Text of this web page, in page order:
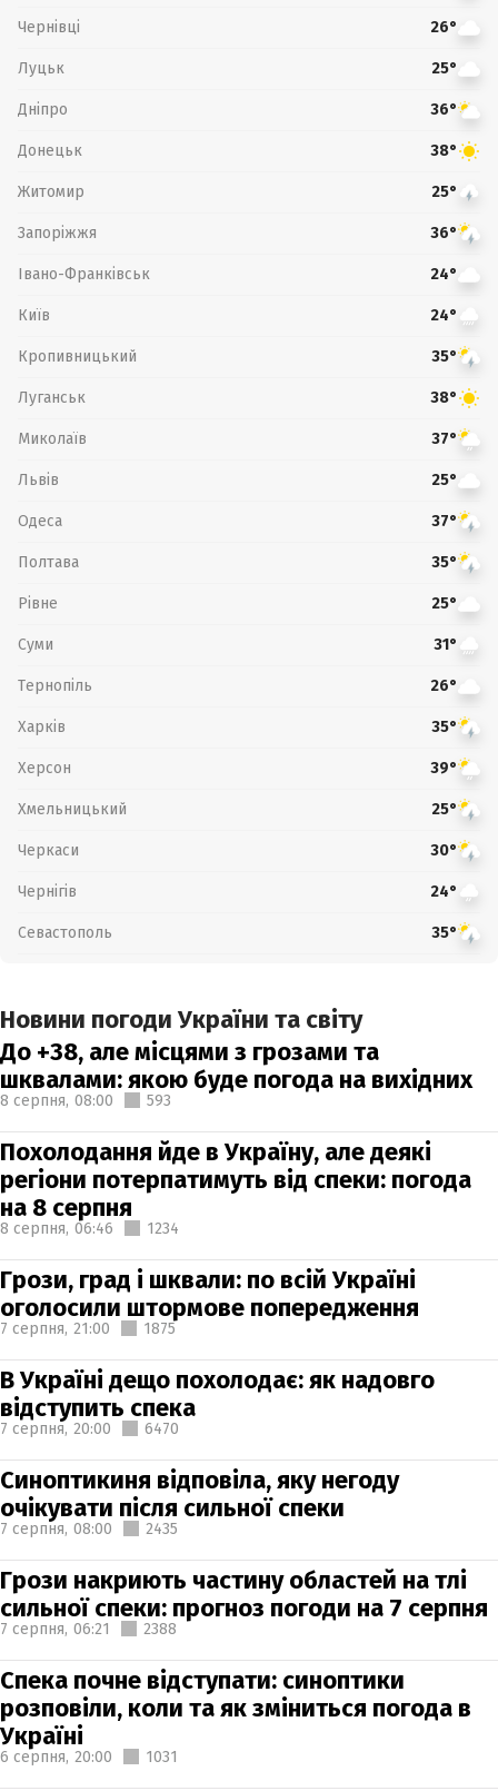
Чернівці 26°
Луцьк 25°
Дніпро 36°
Донецьк 38°
Житомир 25°
Запоріжжя 36°
Івано-Франківськ 24°
Київ 24°
Кропивницький 35°
Луганськ 38°
Миколаїв 37°
Львів 25°
Одеса 37°
Полтава 35°
Рівне 25°
Суми 31°
Тернопіль 26°
Харків 35°
Херсон 39°
Хмельницький 25°
Черкаси 30°
Чернігів 24°
Севастополь 35°
Новини погоди України та світу
До +38, але місцями з грозами та
шквалами: якою буде погода на вихідних
8 серпня, 08:00 593
Похолодання йде в Україну, але деякі
регіони потерпатимуть від спеки: погода
на 8 серпня
8 серпня, 06:46 1234
Грози, град і шквали: по всій Україні
оголосили штормове попередження
7 серпня, 21:00 1875
В Україні дещо похолодає: як надовго
відступить спека
7 серпня, 20:00 6470
Синоптикиня відповіла, яку негоду
очікувати після сильної спеки
7 серпня, 08:00 2435
Грози накриють частину областей на тлі
сильної спеки: прогноз погоди на 7 серпня
7 серпня, 06:21 2388
Спека почне відступати: синоптики
розповіли, коли та як зміниться погода в
Україні
6 серпня, 20:00 1031